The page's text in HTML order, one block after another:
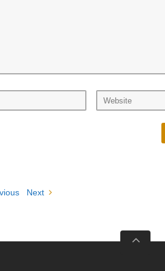
Next